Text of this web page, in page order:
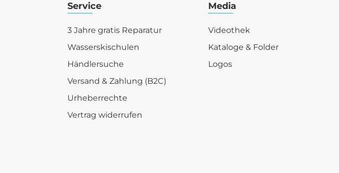
Service
3 Jahre gratis Reparatur
Wasserskischulen
Händlersuche
Versand & Zahlung (B2C)
Urheberrechte
Vertrag widerrufen
Media
Videothek
Kataloge & Folder
Logos